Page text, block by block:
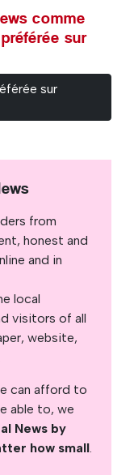
comme
sur
sur
from
honest and
and in
local
visitors of all
website,
can afford to
able to, we
News by
how small.